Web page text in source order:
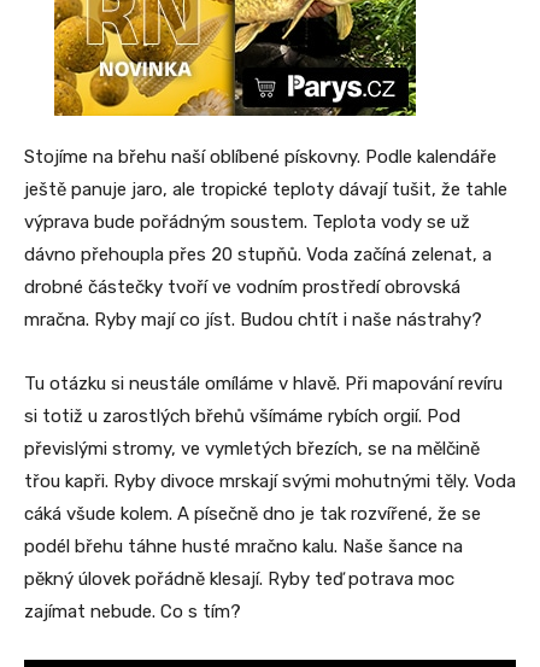
Stojíme na břehu naší oblíbené pískovny. Podle kalendáře
ještě panuje jaro, ale tropické teploty dávají tušit, že tahle
výprava bude pořádným soustem. Teplota vody se už
dávno přehoupla přes 20 stupňů. Voda začíná zelenat, a
drobné částečky tvoří ve vodním prostředí obrovská
mračna. Ryby mají co jíst. Budou chtít i naše nástrahy?
Tu otázku si neustále omíláme v hlavě. Při mapování revíru
si totiž u zarostlých břehů všímáme rybích orgií. Pod
převislými stromy, ve vymletých březích, se na mělčině
třou kapři. Ryby divoce mrskají svými mohutnými těly. Voda
cáká všude kolem. A písečně dno je tak rozvířené, že se
podél břehu táhne husté mračno kalu. Naše šance na
pěkný úlovek pořádně klesají. Ryby teď potrava moc
zajímat nebude. Co s tím?